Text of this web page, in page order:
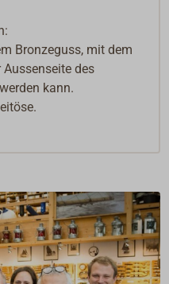
Bronzeguss, mit dem
des
kann.